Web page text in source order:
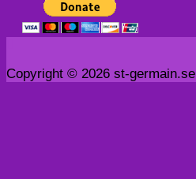
Copyright © 2026 st-germain.se